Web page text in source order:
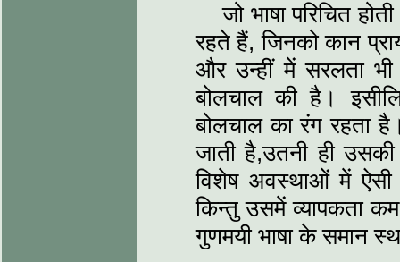
जो भाषा परिचित
रहते हैं, जिनको कान
और उन्हीं में सरलता
बोलचाल की है।
बोलचाल का रंग रहता
जाती है,उतनी ही
विशेष अवस्थाओं में ऐसी
किन्तु उसमें व्यापकता
गुणमयी भाषा के समान